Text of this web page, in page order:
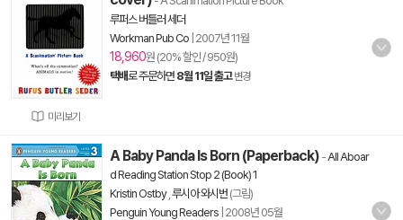
미리보기
루퍼스 버틀러 세더
Workman Pub Co 2007년 11월
18,960원 (20% 할인 / 950원)
택배로 주문하면 8월 11일 출고 변경
A Baby Panda Is Born (Paperback) -All Aboar
d Reading Station Stop 2 (Book) 1
Kristin Ostby, 루시아 와시번 (그림)
Penguin Young Readers 2008년 05월